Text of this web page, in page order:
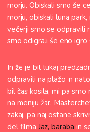
morju. Obiskali smo še
morju, obiskali luna
večerji smo se odpravili
smo odigrali še eno igro
In že je bil tukaj
odpravili na plažo in
bil čas kosila, mi pa
na meniju žar.
zakaj, pa naj ostane
del filma Jaz, baraba in